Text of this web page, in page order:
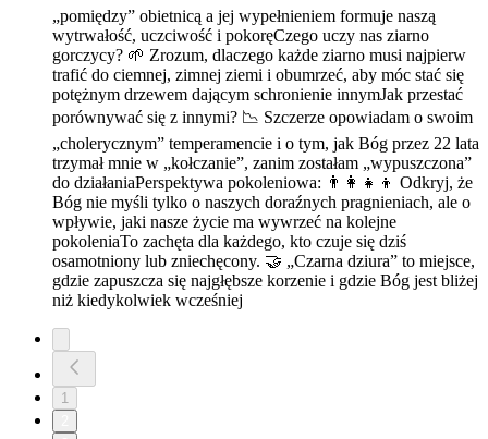
„pomiędzy” obietnicą a jej wypełnieniem formuje naszą
wytrwałość, uczciwość i pokoręCzego uczy nas ziarno
gorczycy? 🌱 Zrozum, dlaczego każde ziarno musi najpierw
trafić do ciemnej, zimnej ziemi i obumrzeć, aby móc stać się
potężnym drzewem dającym schronienie innymJak przestać
porównywać się z innymi? 📉 Szczerze opowiadam o swoim
„cholerycznym” temperamencie i o tym, jak Bóg przez 22 lata
trzymał mnie w „kołczanie”, zanim zostałam „wypuszczona”
do działaniaPerspektywa pokoleniowa: 👨‍👩‍👧‍👦 Odkryj, że
Bóg nie myśli tylko o naszych doraźnych pragnieniach, ale o
wpływie, jaki nasze życie ma wywrzeć na kolejne
pokoleniaTo zachęta dla każdego, kto czuje się dziś
osamotniony lub zniechęcony. 🤝 „Czarna dziura” to miejsce,
gdzie zapuszcza się najgłębsze korzenie i gdzie Bóg jest bliżej
niż kiedykolwiek wcześniej
1